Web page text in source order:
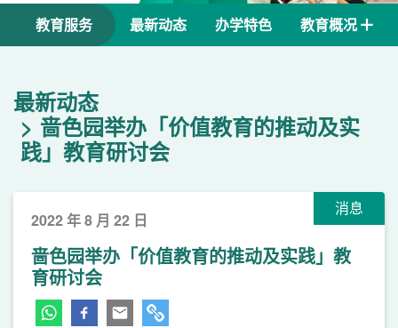
联络我们
教育服务 最新动态 办学特色 教育概况
最新动态
啬色园举办「价值教育的推动及实
践」教育研讨会
消息
2022 年 8 月 22 日
啬色园举办「价值教育的推动及实践」教
育研讨会